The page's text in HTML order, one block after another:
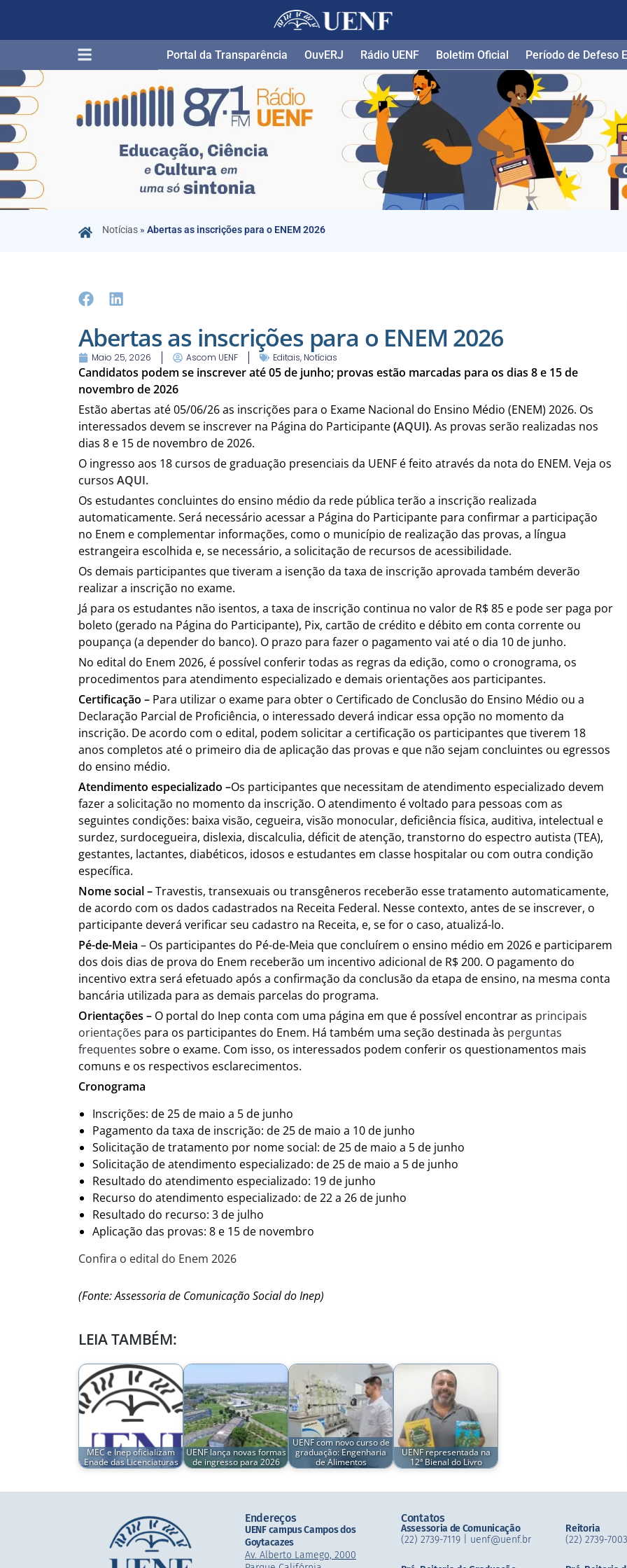
Portal da Transparência​ OuvERJ Rádio UENF Boletim Oficial Período de Defeso
Notícias »Abertas as inscrições para o ENEM 2026
Abertas as inscrições para o ENEM 2026
Maio 25, 2026 Ascom UENF Editais, Notícias
Candidatos podem se inscrever até 05 de junho; provas estão marcadas para os dias 8 e 15 de
novembro de 2026
Estão abertas até 05/06/26 as inscrições para o Exame Nacional do Ensino Médio (ENEM) 2026. Os
interessados devem se inscrever na Página do Participante(AQUI). As provas serão realizadas nos
dias 8 e 15 de novembro de 2026.
O ingresso aos 18 cursos de graduação presenciais da UENF é feito através da nota do ENEM. Veja os
cursos AQUI.
Os estudantes concluintes do ensino médio da rede pública terão a inscrição realizada
automaticamente. Será necessário acessar a Página do Participante para confirmar a participação
no Enem e complementar informações, como o município de realização das provas, a língua
estrangeira escolhida e, se necessário, a solicitação de recursos de acessibilidade.
Os demais participantes que tiveram a isenção da taxa de inscrição aprovada também deverão
realizar a inscrição no exame.
Já para os estudantes não isentos, a taxa de inscrição continua no valor de R$ 85 e pode ser paga por
boleto (gerado na Página do Participante), Pix, cartão de crédito e débito em conta corrente ou
poupança (a depender do banco). O prazo para fazer o pagamento vai até o dia 10 de junho.
No edital do Enem 2026, é possível conferir todas as regras da edição, como o cronograma, os
procedimentos para atendimento especializado e demais orientações aos participantes.
Certificação – Para utilizar o exame para obter o Certificado de Conclusão do Ensino Médio ou a
Declaração Parcial de Proficiência, o interessado deverá indicar essa opção no momento da
inscrição. De acordo com o edital, podem solicitar a certificação os participantes que tiverem 18
anos completos até o primeiro dia de aplicação das provas e que não sejam concluintes ou egressos
do ensino médio.
Atendimento especializado –Os participantes que necessitam de atendimento especializado devem
fazer a solicitação no momento da inscrição. O atendimento é voltado para pessoas com as
seguintes condições: baixa visão, cegueira, visão monocular, deficiência física, auditiva, intelectual e
surdez, surdocegueira, dislexia, discalculia, déficit de atenção, transtorno do espectro autista (TEA),
gestantes, lactantes, diabéticos, idosos e estudantes em classe hospitalar ou com outra condição
específica.
Nome social –Travestis, transexuais ou transgêneros receberão esse tratamento automaticamente,
de acordo com os dados cadastrados na Receita Federal. Nesse contexto, antes de se inscrever, o
participante deverá verificar seu cadastro na Receita, e, se for o caso, atualizá-lo.
Pé-de-Meia – Os participantes do Pé-de-Meia que concluírem o ensino médio em 2026 e participarem
dos dois dias de prova do Enem receberão um incentivo adicional de R$ 200. O pagamento do
incentivo extra será efetuado após a confirmação da conclusão da etapa de ensino, na mesma conta
bancária utilizada para as demais parcelas do programa.
Orientações – O portal do Inep conta com uma página em que é possível encontrar as principais
orientações para os participantes do Enem. Há também uma seção destinada às perguntas
frequentes sobre o exame. Com isso, os interessados podem conferir os questionamentos mais
comuns e os respectivos esclarecimentos.
Cronograma
Inscrições: de 25 de maio a 5 de junho
Pagamento da taxa de inscrição: de 25 de maio a 10 de junho
Solicitação de tratamento por nome social: de 25 de maio a 5 de junho
Solicitação de atendimento especializado: de 25 de maio a 5 de junho
Resultado do atendimento especializado: 19 de junho
Recurso do atendimento especializado: de 22 a 26 de junho
Resultado do recurso: 3 de julho
Aplicação das provas: 8 e 15 de novembro
Confira o edital do Enem 2026
(Fonte: Assessoria de Comunicação Social do Inep)
LEIA TAMBÉM:
MEC e Inep oficializam
Enade das Licenciaturas
UENF lança novas formas
de ingresso para 2026
UENF com novo curso de
graduação: Engenharia
de Alimentos
UENF representada na
12ª Bienal do Livro
Endereços
UENF campus Campos dos
Goytacazes
Av. Alberto Lamego, 2000
Contatos
Assessoria de Comunicação
(22) 2739-7119 | uenf@uenf.br
Reitoria
(22) 2739-